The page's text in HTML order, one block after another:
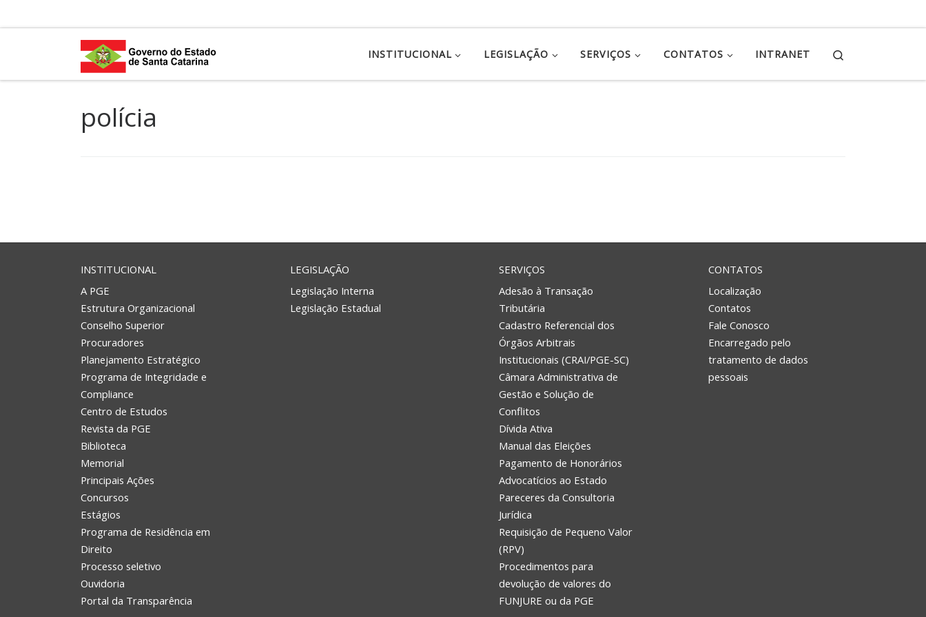
INSTITUCIONAL LEGISLAÇÃO SERVIÇOS CONTATOS INTRANET
polícia
INSTITUCIONAL
A PGE
Estrutura Organizacional
Conselho Superior
Procuradores
Planejamento Estratégico
Programa de Integridade e
Compliance
Centro de Estudos
Revista da PGE
Biblioteca
Memorial
Principais Ações
Concursos
Estágios
Programa de Residência em
Direito
Processo seletivo
Ouvidoria
Portal da Transparência
LEGISLAÇÃO
Legislação Interna
Legislação Estadual
SERVIÇOS
Adesão à Transação
Tributária
Cadastro Referencial dos
Órgãos Arbitrais
Institucionais (CRAI/PGE-SC)
Câmara Administrativa de
Gestão e Solução de
Conflitos
Dívida Ativa
Manual das Eleições
Pagamento de Honorários
Advocatícios ao Estado
Pareceres da Consultoria
Jurídica
Requisição de Pequeno Valor
(RPV)
Procedimentos para
devolução de valores do
FUNJURE ou da PGE
CONTATOS
Localização
Contatos
Fale Conosco
Encarregado pelo
tratamento de dados
pessoais